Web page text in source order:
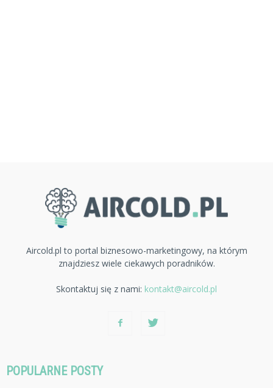
Aircold.pl to portal biznesowo-marketingowy, na którym
znajdziesz wiele ciekawych poradników.
Skontaktuj się z nami: kontakt@aircold.pl
POPULARNE POSTY